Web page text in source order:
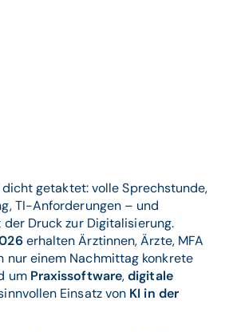
getaktet: volle Sprechstunde,
TI-Anforderungen – und
Druck zur Digitalisierung.
erhalten Ärztinnen, Ärzte, MFA
nur einem Nachmittag konkrete
um Praxissoftware,digitale
Einsatz von KI in der